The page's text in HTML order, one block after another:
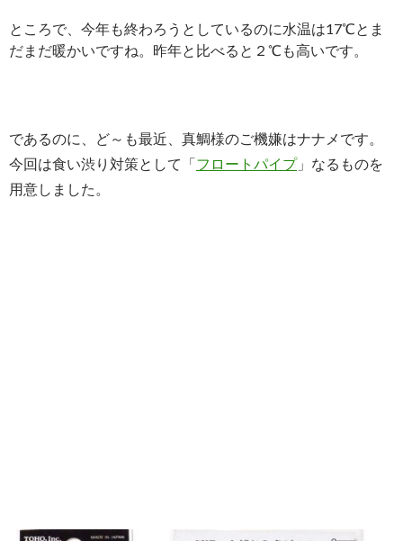
ところで、今年も終わろうとしているのに水温は17℃とま
だまだ暖かいですね。昨年と比べると２℃も高いです。
であるのに、
ど～も最近、真鯛様のご機嫌はナナメです。
今回は食い渋り対策として「フロートパイプ」なるものを
用意しました。